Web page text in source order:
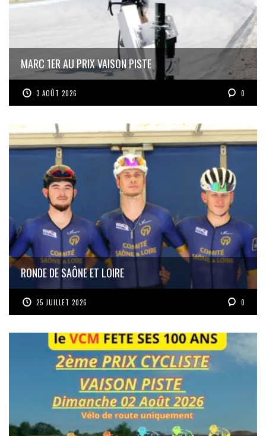
MARC 1ER AU PRIX VAISON PISTE
3 AOÛT 2026 0
RONDE DE SAÔNE ET LOIRE
25 JUILLET 2026 0